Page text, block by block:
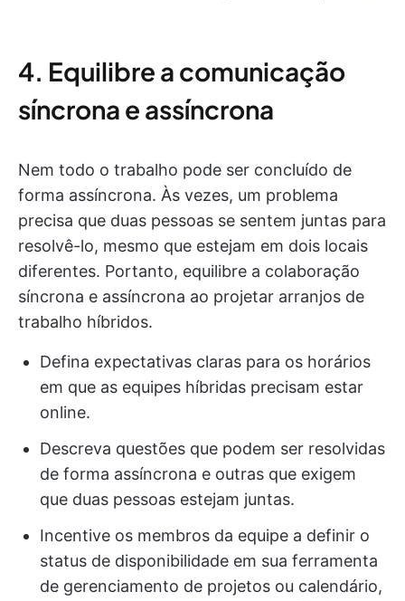
4. Equilibre a comunicação
síncrona e assíncrona
Nem todo o trabalho pode ser concluído de
forma assíncrona. Às vezes, um problema
precisa que duas pessoas se sentem juntas para
resolvê-lo, mesmo que estejam em dois locais
diferentes. Portanto, equilibre a colaboração
síncrona e assíncrona ao projetar arranjos de
trabalho híbridos.
Defina expectativas claras para os horários
em que as equipes híbridas precisam estar
online.
Descreva questões que podem ser resolvidas
de forma assíncrona e outras que exigem
que duas pessoas estejam juntas.
Incentive os membros da equipe a definir o
status de disponibilidade em sua ferramenta
de gerenciamento de projetos ou calendário,